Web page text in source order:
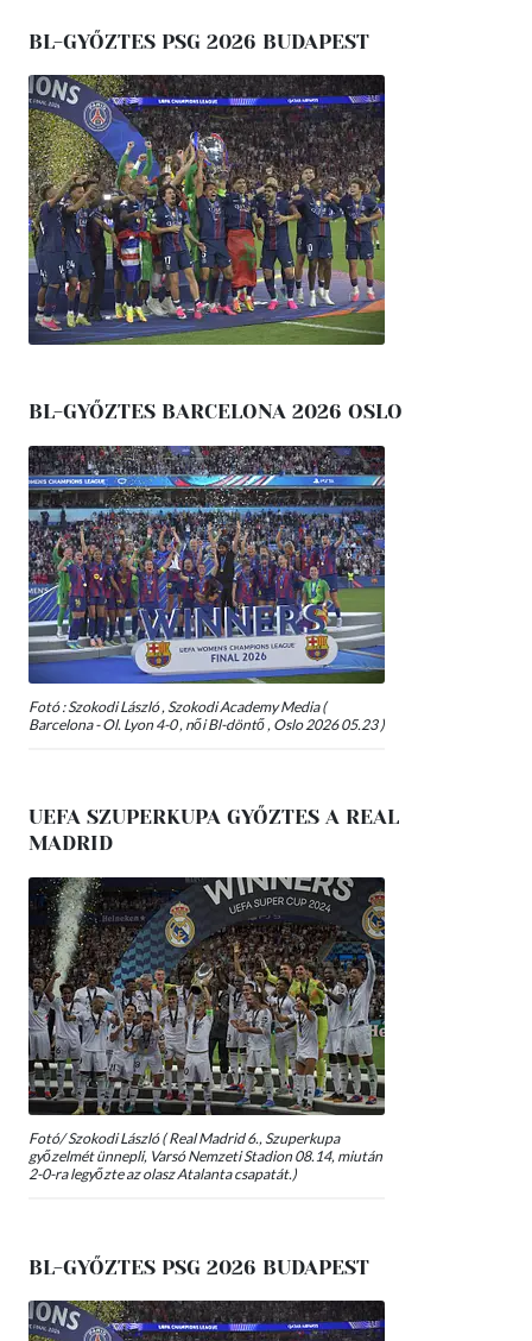
BL-GYŐZTES PSG 2026 BUDAPEST
BL-GYŐZTES BARCELONA 2026 OSLO
Fotó : Szokodi László , Szokodi Academy Media (
Barcelona - Ol. Lyon 4-0 , női Bl-döntő , Oslo 2026 05.23 )
UEFA SZUPERKUPA GYŐZTES A REAL
MADRID
Fotó/ Szokodi László ( Real Madrid 6., Szuperkupa
győzelmét ünnepli, Varsó Nemzeti Stadion 08.14, miután
2-0-ra legyőzte az olasz Atalanta csapatát.)
BL-GYŐZTES PSG 2026 BUDAPEST